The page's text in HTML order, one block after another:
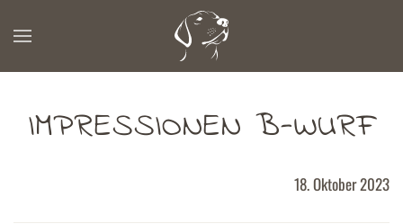
Zum Hauptinhalt springen
IMPRESSIONEN B-WURF
18. Oktober 2023